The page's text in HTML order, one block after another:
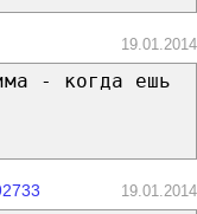
19.01.2014
- когда ешь
19.01.2014